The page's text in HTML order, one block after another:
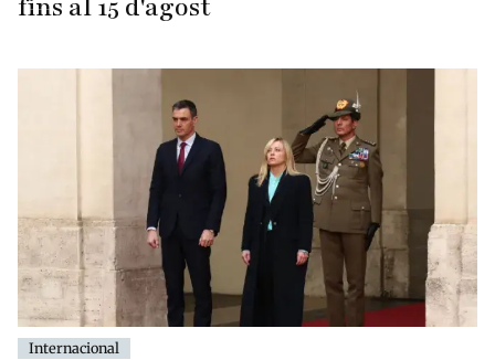
fins al 15 d'agost
Internacional